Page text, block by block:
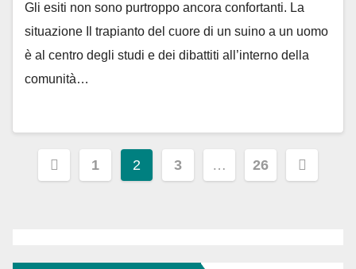
Gli esiti non sono purtroppo ancora confortanti. La
situazione Il trapianto del cuore di un suino a un uomo
è al centro degli studi e dei dibattiti all’interno della
comunità…
Paginazione
1 2 3 … 26